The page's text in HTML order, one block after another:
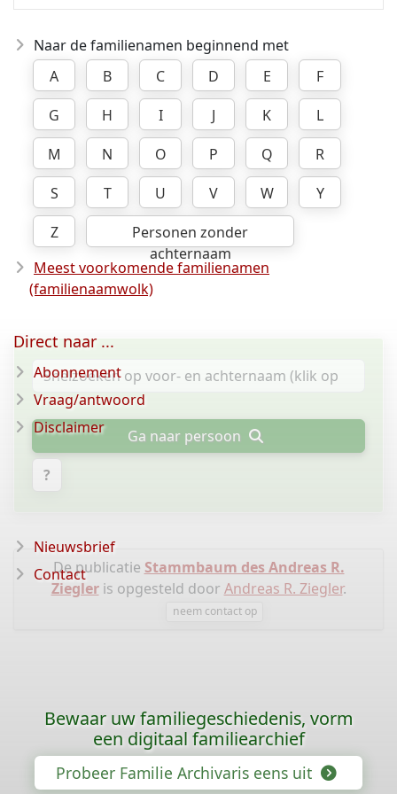
Naar de familienamen beginnend met
A
B C D E
F
G
H I J K
L
M
N O P Q
R
S
T U V W
Y
Z
Personen zonder
achternaam
Meest voorkomende familienamen
(familienaamwolk)
Ga naar persoon
?
De publicatie Stammbaum des Andreas R.
Ziegleris opgesteld door Andreas R. Ziegler.
neem contact op
Direct naar ...
Abonnement
Vraag/antwoord
Disclaimer
Nieuwsbrief
Contact
Bewaar uw familiegeschiedenis, vorm
een digitaal familiearchief
Probeer Familie Archivaris eens uit